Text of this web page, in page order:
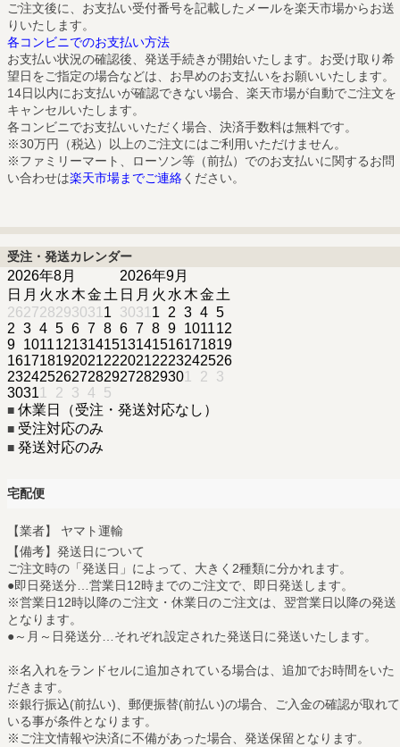
ご注文後に、お支払い受付番号を記載したメールを楽天市場からお送
りいたします。
各コンビニでのお支払い方法
お支払い状況の確認後、発送手続きが開始いたします。お受け取り希
望日をご指定の場合などは、お早めのお支払いをお願いいたします。
14日以内にお支払いが確認できない場合、楽天市場が自動でご注文を
キャンセルいたします。
各コンビニでお支払いいただく場合、決済手数料は無料です。
※30万円（税込）以上のご注文にはご利用いただけません。
※ファミリーマート、ローソン等（前払）でのお支払いに関するお問
い合わせは楽天市場までご連絡ください。
受注・発送カレンダー
2026年8月
日 月 火 水木金土
2627282930311
2 3 4 5 6 7 8
9 101112131415
16171819202122
23242526272829
30311 2 3 4 5
2026年9月
日 月 火 水木金土
30311 2 3 4 5
6 7 8 9 101112
13141516171819
20212223242526
272829301 2 3
■ 休業日（受注・発送対応なし）
■ 受注対応のみ
■ 発送対応のみ
宅配便
【業者】 ヤマト運輸
【備考】発送日について
ご注文時の「発送日」によって、大きく2種類に分かれます。
●即日発送分…営業日12時までのご注文で、即日発送します。
※営業日12時以降のご注文・休業日のご注文は、翌営業日以降の発送
となります。
●～月～日発送分…それぞれ設定された発送日に発送いたします。
※名入れをランドセルに追加されている場合は、追加でお時間をいた
だきます。
※銀行振込(前払い)、郵便振替(前払い)の場合、ご入金の確認が取れて
いる事が条件となります。
※ご注文情報や決済に不備があった場合、発送保留となります。